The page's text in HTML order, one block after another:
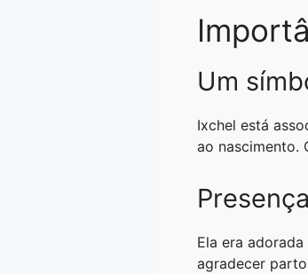
p
p
a
m
Um
Ixchel está
ao nascimento.
Ela era
agradecer